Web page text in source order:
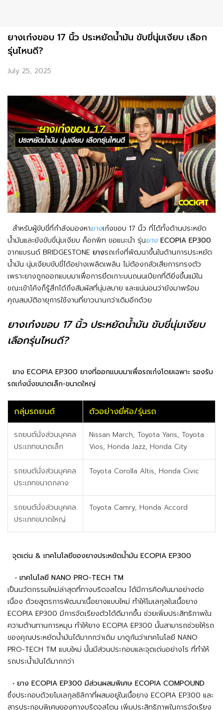
ยางเก๋งขอบ 17 นิ้ว ประหยัดน้ำมัน ขับขี่นุ่มเงียบ เลือก
รุ่นไหนดี?
July 25, 2025
สำหรับผู้ขับขี่ที่กำลังมองหายางเก๋งขอบ 17 นิ้ว ที่ได้ทั้งด้านประหยัด
น้ำมันและยังขับขี่นุ่มเงียบ ค็อกพิท ขอแนะนำ รุ่นยาง ECOPIA EP300
จากแบรนด์ BRIDGESTONE ยางรถเก๋งที่พัฒนาขึ้นในด้านการประหยัด
น้ำมัน นุ่มเงียบขับขี่ได้อย่างเพลิดเพลิน ไม่ต้องกลัวเสียการทรงตัว
เพราะยางถูกออกแบบมาเพื่อการยึดเกาะบนถนนเปียกที่ดียิ่งขึ้นแม้ใน
ขณะเข้าโค้งก็รู้สึกได้ถึงสัมผัสที่นุ่มสบาย และแน่นอนว่ายังมาพร้อม
คุณสมบัติอายุการใช้งานที่ยาวนานกว่าเดิมอีกด้วย
ยางเก๋งขอบ 17 นิ้ว ประหยัดน้ำมัน ขับขี่นุ่มเงียบ
เลือกรุ่นไหนดี?
ยาง ECOPIA EP300 ยางที่ออกแบบมาเพื่อรถเก๋งโดยเฉพาะ รองรับ
รถเก๋งนั่งขนาดเล็ก-ขนาดใหญ่
กลุ่มรถยนต์ ตัวอย่างยี่ห้อ/รุ่นรถ
รถยนต์นั่งส่วนบุคคล
ประเภทขนาดเล็ก
Nissan March, Toyota Yaris, Toyota
Vios, Honda Jazz, Honda City
รถยนต์นั่งส่วนบุคคล
ประเภทขนาดกลาง
Toyota Corolla Altis, Honda Civic
รถยนต์นั่งส่วนบุคคล
ประเภทขนาดใหญ่
Toyota Camry, Honda Accord
จุดเด่น & เทคโนโลยีของยางประหยัดน้ำมัน ECOPIA EP300
• เทคโนโลยี NANO PRO-TECH TM
เป็นนวัตกรรมใหม่ล่าสุดที่ทางบริดจสโตน ได้มีการคิดค้นมาอย่างต่อ
เนื่อง ด้วยสูตรการพัฒนาเนื้อยางแบบใหม่ ทำให้โมเลกุลในเนื้อยาง
ECOPIA EP300 มีการจัดเรียงตัวได้ดีมากขึ้น ช่วยเพิ่มประสิทธิภาพใน
ความต้านทานการหมุน ทำให้ยาง ECOPIA EP300 นั้นสามารถช่วยให้รถ
ของคุณประหยัดน้ำมันได้มากกว่าเดิม มาดูกันว่าเทคโนโลยี NANO
PRO-TECH TM แบบใหม่ นั้นมีส่วนประกอบและจุดเด่นอย่างไร ที่ทำให้
รถประน้ำมันได้มากกว่า
• ยาง ECOPIA EP300 มีส่วนผสมพิเศษ ECOPIA COMPOUND
ซึ่งประกอบด้วยโมเลกุลซิลิกาที่ผสมอยู่ในเนื้อยาง ECOPIA EP300 และ
สารประกอบพิเศษของทางบริดจสโตน เพิ่มประสิทธิภาพในการจัดเรียง